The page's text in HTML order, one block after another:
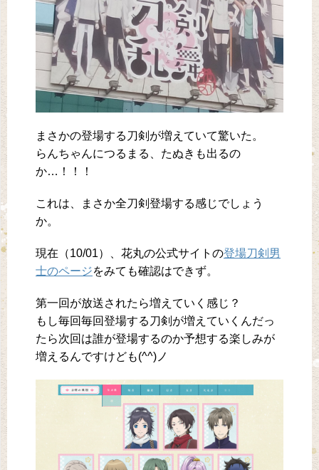
まさかの登場する刀剣が増えていて驚いた。
らんちゃんにつるまる、たぬきも出るの
か…！！！
これは、まさか全刀剣登場する感じでしょう
か。
現在（10/01）、花丸の公式サイトの登場刀剣男
士のページをみても確認はできず。
第一回が放送されたら増えていく感じ？
もし毎回毎回登場する刀剣が増えていくんだっ
たら次回は誰が登場するのか予想する楽しみが
増えるんですけども(^^)ノ